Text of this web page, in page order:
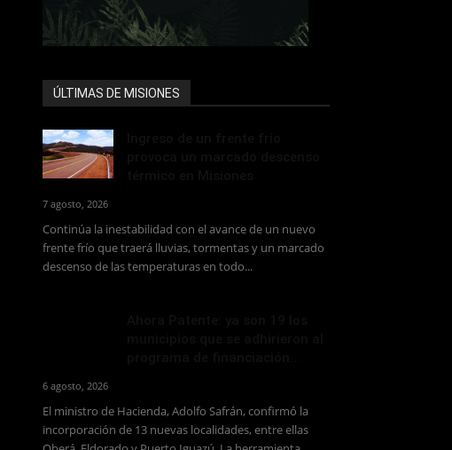
ÚLTIMAS DE MISIONES
7 agosto, 2026
Continúa la inestabilidad con el avance de un nuevo
frente frío que traerá lluvias, tormentas y un marcado
descenso de las temperaturas en todo...
6 agosto, 2026
El ministro de Hacienda, Adolfo Safrán, confirmó la
incorporación de 13 nuevas localidades, entre ellas